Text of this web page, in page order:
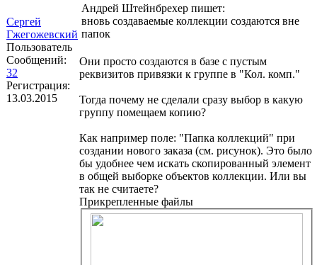
Сергей
Гжегожевский
Пользователь
Сообщений:
32
Регистрация:
13.03.2015
Андрей Штейнбрехер пишет:
вновь создаваемые коллекции создаются вне
папок
Они просто создаются в базе с пустым
реквизитов привязки к группе в "Кол. комп."
Тогда почему не сделали сразу выбор в какую
группу помещаем копию?
Как например поле: "Папка коллекций" при
создании нового заказа (см. рисунок). Это было
бы удобнее чем искать скопированный элемент
в общей выборке объектов коллекции. Или вы
так не считаете?
Прикрепленные файлы